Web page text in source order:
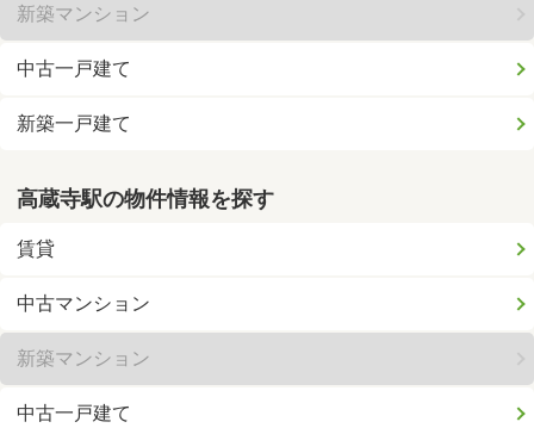
新築マンション
中古一戸建て
新築一戸建て
高蔵寺駅の物件情報を探す
賃貸
中古マンション
新築マンション
中古一戸建て